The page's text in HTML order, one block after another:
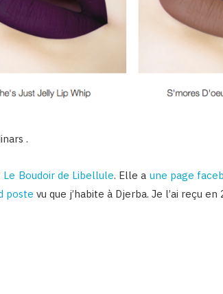
.
Le Boudoir de Libellule. Elle a une page
poste vu que j’habite à Djerba. Je l’ai reçu